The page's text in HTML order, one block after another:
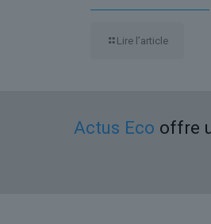
Lire l’article
Actus Eco offre